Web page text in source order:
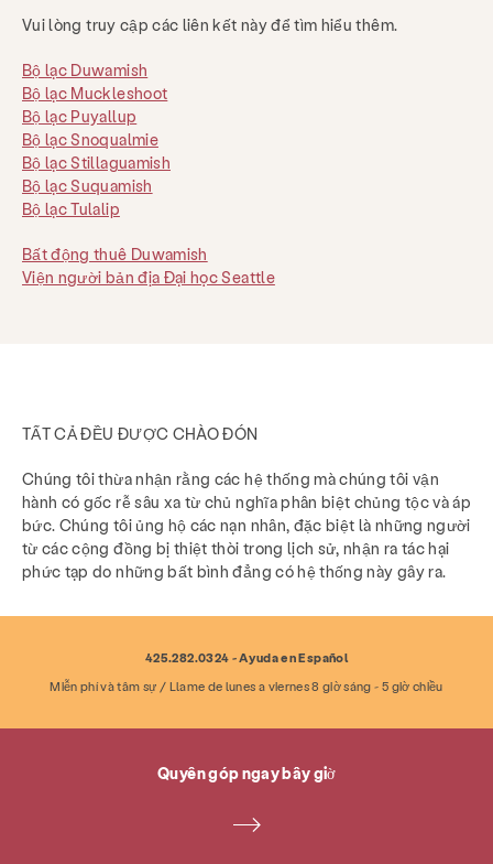
Vui lòng truy cập các liên kết này để tìm hiểu thêm.
Bộ lạc Duwamish
Bộ lạc Muckleshoot
Bộ lạc Puyallup
Bộ lạc Snoqualmie
Bộ lạc Stillaguamish
Bộ lạc Suquamish
Bộ lạc Tulalip
Bất động thuê Duwamish
Viện người bản địa Đại học Seattle
TẤT CẢ ĐỀU ĐƯỢC CHÀO ĐÓN
Chúng tôi thừa nhận rằng các hệ thống mà chúng tôi vận
hành có gốc rễ sâu xa từ chủ nghĩa phân biệt chủng tộc và áp
bức. Chúng tôi ủng hộ các nạn nhân, đặc biệt là những người
từ các cộng đồng bị thiệt thòi trong lịch sử, nhận ra tác hại
phức tạp do những bất bình đẳng có hệ thống này gây ra.
425.282.0324 - Ayuda en Español
Miễn phí và tâm sự / Llame de lunes a viernes 8 giờ sáng - 5 giờ chiều
Quyên góp ngay bây giờ